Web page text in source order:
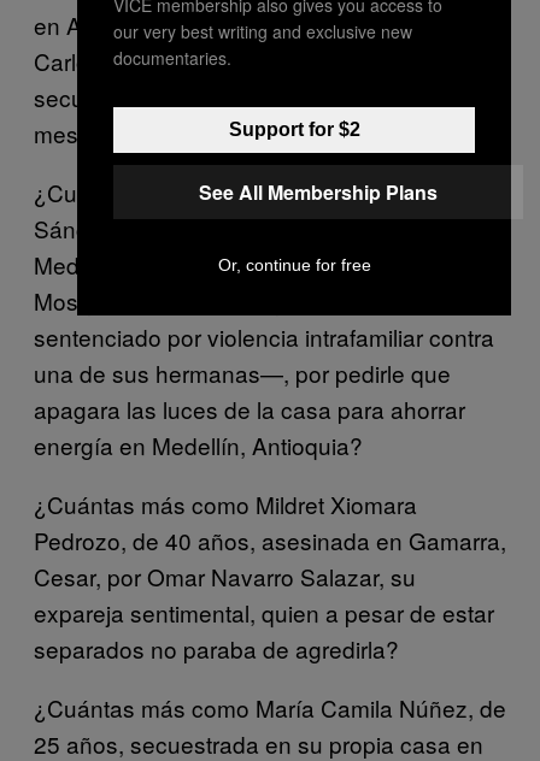
en Aguadas, Caldas, al parecer por Juan
Carlos Galvis, el exmilitar que la habría
secuestrado junto a su hermana de 18
meses?
¿Cuántas madres más como Luz Estela
Sánchez, de 50 años, asesinada en
Medellín, Antioquia, por su hijo Jhon Fredy
Mosquera Sánchez —quien ya había sido
sentenciado por violencia intrafamiliar contra
una de sus hermanas—, por pedirle que
apagara las luces de la casa para ahorrar
energía en Medellín, Antioquia?
¿Cuántas más como Mildret Xiomara
Pedrozo, de 40 años, asesinada en Gamarra,
Cesar, por Omar Navarro Salazar, su
expareja sentimental, quien a pesar de estar
separados no paraba de agredirla?
¿Cuántas más como María Camila Núñez, de
25 años, secuestrada en su propia casa en
our very best writing and exclusive new
documentaries.
Support for $2
See All Membership Plans
Or, continue for free